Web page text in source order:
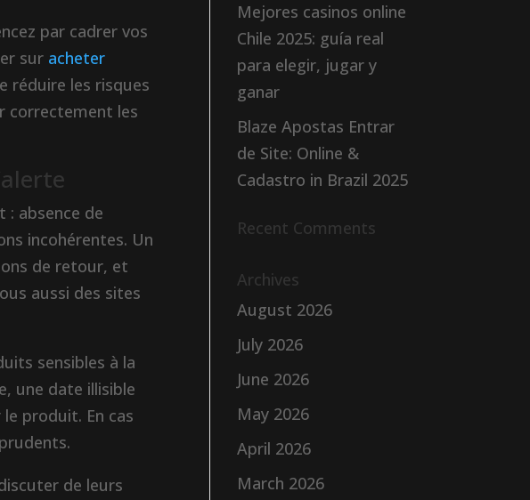
par cadrer vos
sur acheter
réduire les risques
correctement les
: absence de
incohérentes. Un
de retour, et
aussi des sites
sensibles à la
une date illisible
produit. En cas
de leurs
Mejores casinos online
Chile 2025: guía real
para elegir, jugar y
ganar
Blaze Apostas Entrar
de Site: Online &
Cadastro in Brazil 2025
Recent Comments
Archives
August 2026
July 2026
June 2026
May 2026
April 2026
March 2026